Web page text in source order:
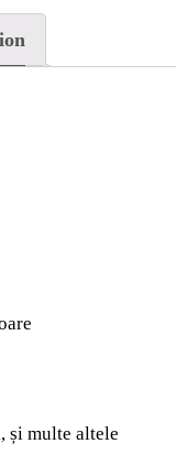
și multe altele